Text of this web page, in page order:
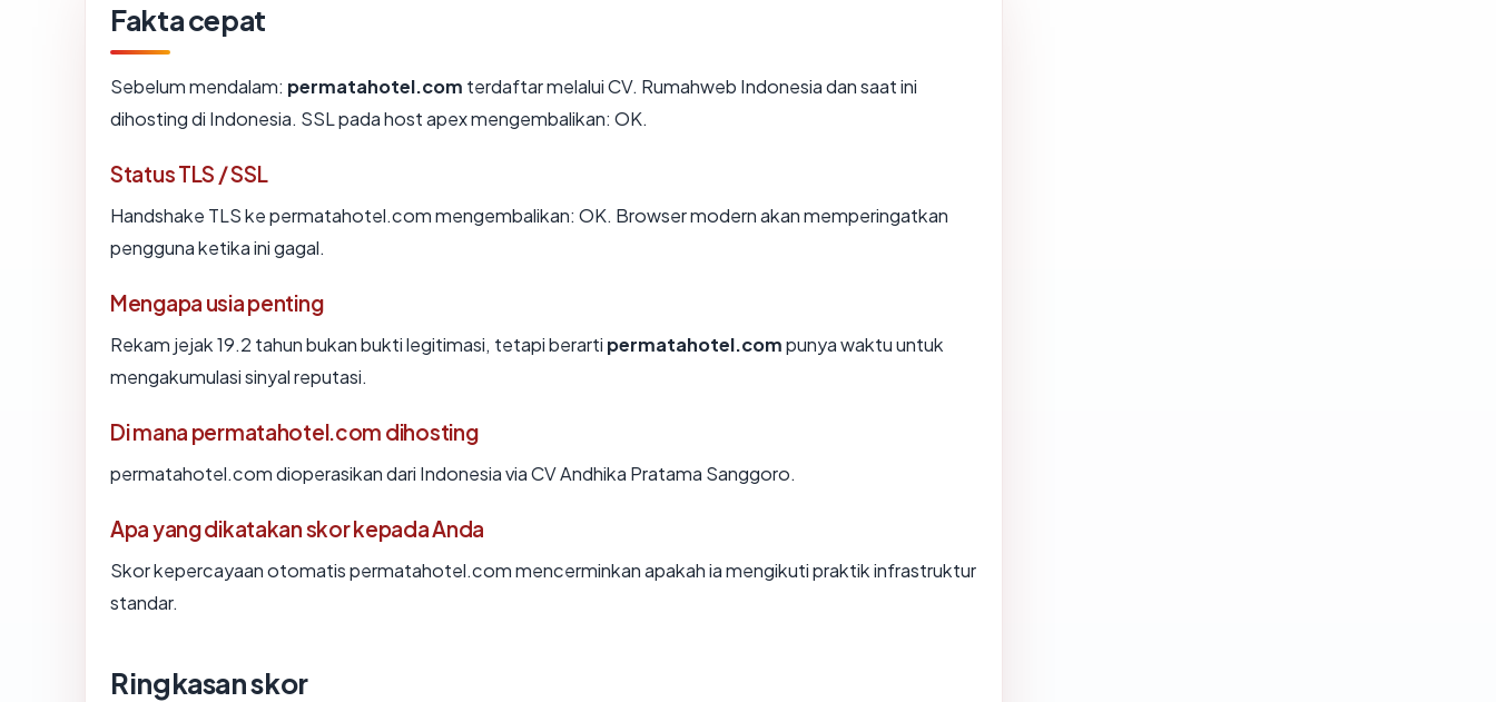
Fakta cepat
Sebelum mendalam: permatahotel.com terdaftar melalui CV. Rumahweb Indonesia dan saat ini
dihosting di Indonesia. SSL pada host apex mengembalikan: OK.
Status TLS / SSL
Handshake TLS ke permatahotel.com mengembalikan: OK. Browser modern akan memperingatkan
pengguna ketika ini gagal.
Mengapa usia penting
Rekam jejak 19.2 tahun bukan bukti legitimasi, tetapi berarti permatahotel.compunya waktu untuk
mengakumulasi sinyal reputasi.
Di mana permatahotel.com dihosting
permatahotel.com dioperasikan dari Indonesia via CV Andhika Pratama Sanggoro.
Apa yang dikatakan skor kepada Anda
Skor kepercayaan otomatis permatahotel.com mencerminkan apakah ia mengikuti praktik infrastruktur
standar.
Ringkasan skor